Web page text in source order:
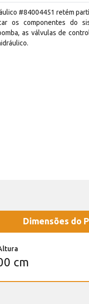
#84004451 retém
os componentes do
as válvulas de
Dimensões do
cm